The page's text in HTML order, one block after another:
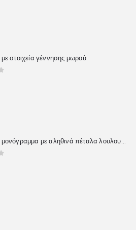
5
στοιχεία γέννησης μωρού
5
Μπρελοκ μονόγραμμα με αληθινά πέταλα λουλουδιών
5